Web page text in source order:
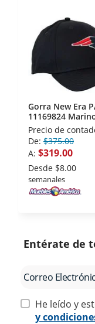
disposiciones
Asociación
- Nos
la Asociación de
Gorra New Era
11169824
Precio de
De: $375.00
A: $319.00
Desde $8.00
semanales
Entérate de
He leído y
y